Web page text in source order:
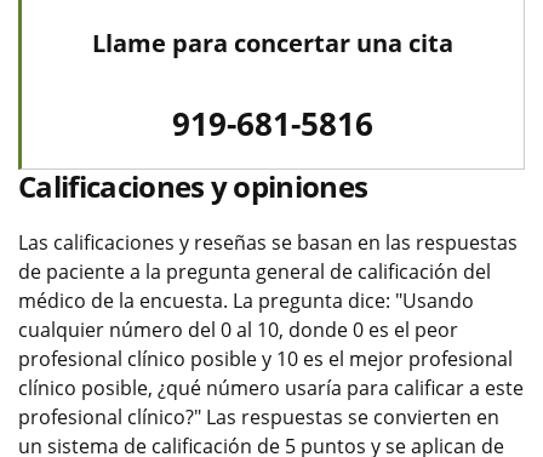
Llame para concertar una cita
919-681-5816
Calificaciones y opiniones
Las calificaciones y reseñas se basan en las respuestas
de paciente a la pregunta general de calificación del
médico de la encuesta. La pregunta dice: "Usando
cualquier número del 0 al 10, donde 0 es el peor
profesional clínico posible y 10 es el mejor profesional
clínico posible, ¿qué número usaría para calificar a este
profesional clínico?" Las respuestas se convierten en
un sistema de calificación de 5 puntos y se aplican de